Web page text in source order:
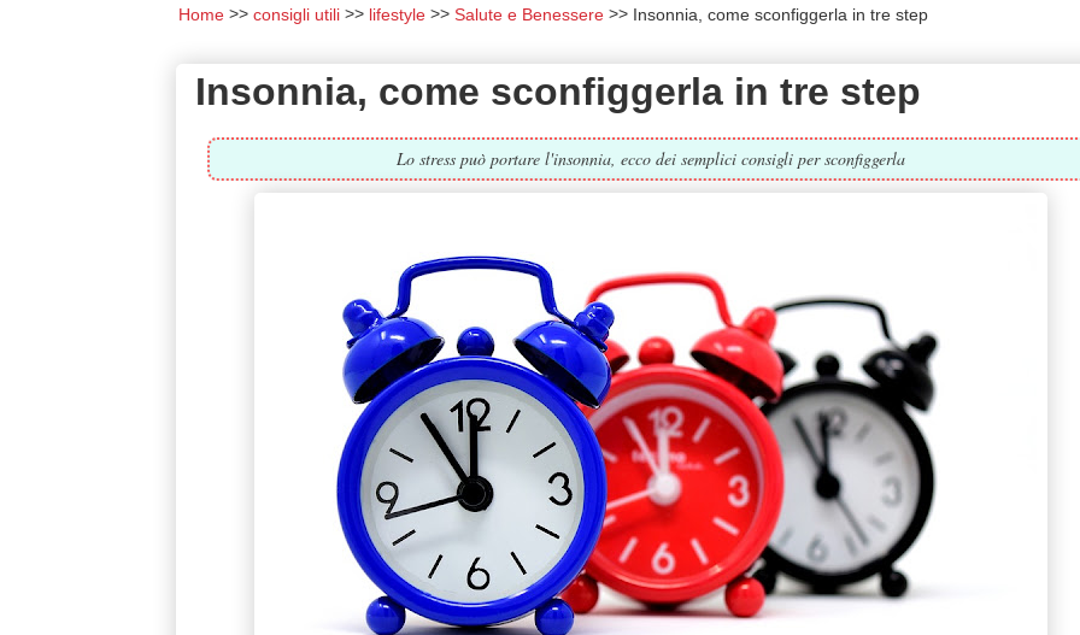
Home consigli utili lifestyle Salute e Benessere Insonnia, come sconfiggerla in tre step
Insonnia, come sconfiggerla in tre step
Lo stress può portare l'insonnia, ecco dei semplici consigli per sconfiggerla